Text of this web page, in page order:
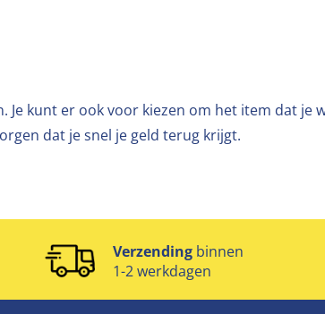
kunt er ook voor kiezen om het item dat je
dat je snel je geld terug krijgt.
Verzendingbinnen
1-2 werkdagen